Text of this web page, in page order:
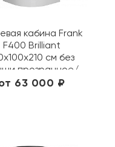
кабина Frank
F400 Brilliant
см без
прозрачное/
158009/ 20081
63 000 ₽